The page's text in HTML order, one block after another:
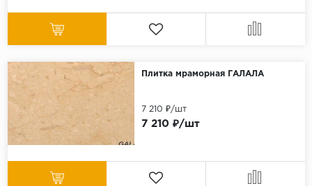
Плитка мраморная ГАЛАЛА
7 210 ₽/шт
7 210 ₽/шт